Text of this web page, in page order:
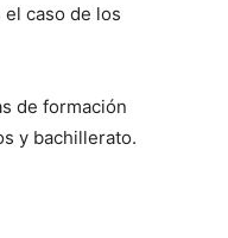
caso de los
de formación
y bachillerato.